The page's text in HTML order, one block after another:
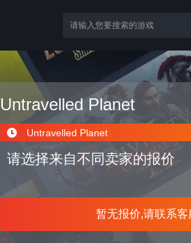
Untravelled Planet
Untravelled Planet
请选择来自不同卖家的报价
暂无报价,请联系客